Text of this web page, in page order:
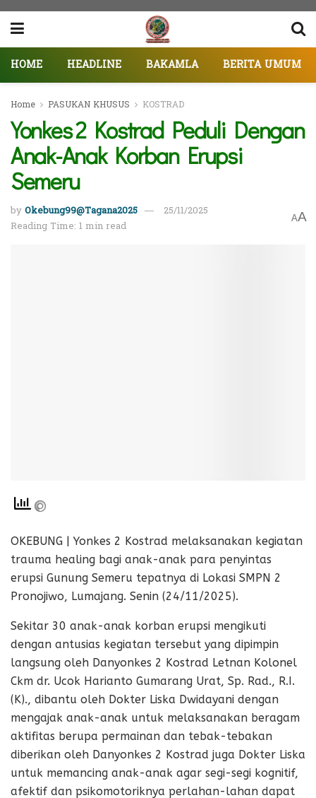
HOME HEADLINE BAKAMLA BERITA UMUM
Home PASUKAN KHUSUS KOSTRAD
Yonkes 2 Kostrad Peduli Dengan
Anak-Anak Korban Erupsi
Semeru
byOkebung99@Tagana2025
25/11/2025
Reading Time: 1 min read
AA
OKEBUNG | Yonkes 2 Kostrad melaksanakan kegiatan
trauma healing bagi anak-anak para penyintas
erupsi Gunung Semeru tepatnya di Lokasi SMPN 2
Pronojiwo, Lumajang. Senin (24/11/2025).
Sekitar 30 anak-anak korban erupsi mengikuti
dengan antusias kegiatan tersebut yang dipimpin
langsung oleh Danyonkes 2 Kostrad Letnan Kolonel
Ckm dr. Ucok Harianto Gumarang Urat, Sp. Rad., R.I.
(K)., dibantu oleh Dokter Liska Dwidayani dengan
mengajak anak-anak untuk melaksanakan beragam
aktifitas berupa permainan dan tebak-tebakan
diberikan oleh Danyonkes 2 Kostrad juga Dokter Liska
untuk memancing anak-anak agar segi-segi kognitif,
afektif dan psikomotoriknya perlahan-lahan dapat